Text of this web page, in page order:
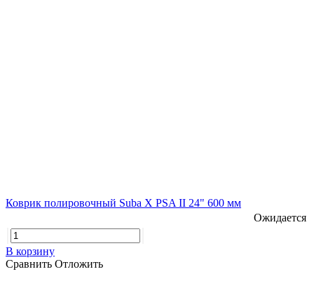
Коврик полировочный Suba X PSA II 24" 600 мм
Ожидается
В корзину
Сравнить Отложить